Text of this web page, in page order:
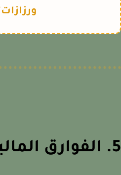
ورزازات؟
5. الفوارق